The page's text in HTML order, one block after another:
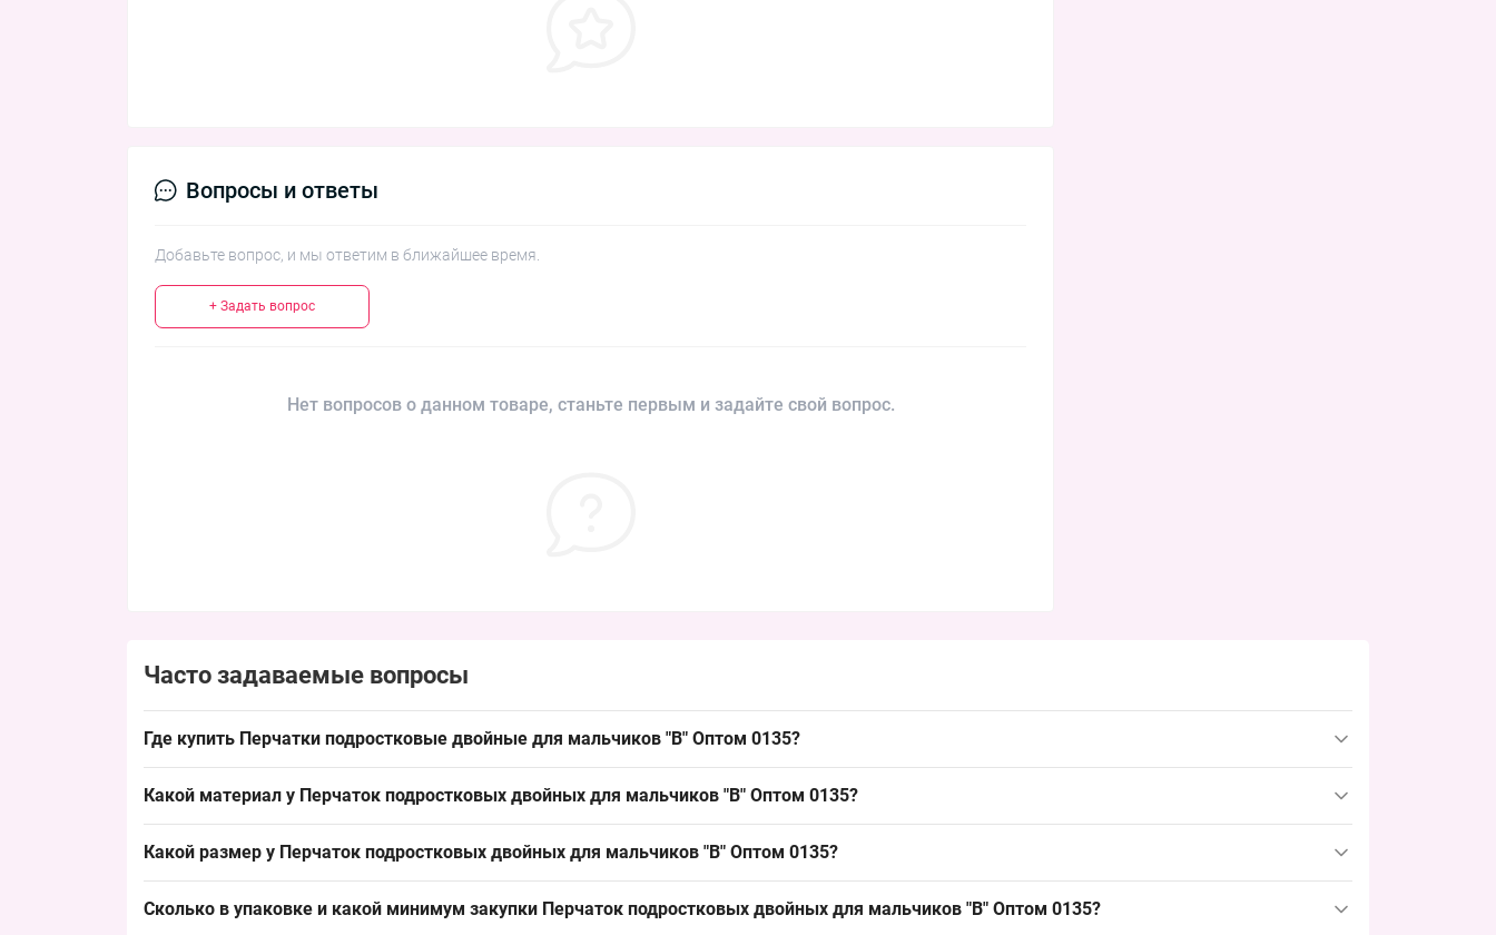
Вопросы и ответы
Добавьте вопрос, и мы ответим в ближайшее время.
+ Задать вопрос
Нет вопросов о данном товаре, станьте первым и задайте свой вопрос.
Часто задаваемые вопросы
Где купить Перчатки подростковые двойные для мальчиков "B" Оптом 0135?
дизайн обеспечивают стабильный спрос в сезон. Упаковочный формат удобен для оптовых поставок и быстрого оборота на рынке.
Какой материал у Перчаток подростковых двойных для мальчиков "B" Оптом 0135?
сохраняет форму и поддерживает стабильный спрос в демисезон. Это позволяет предлагать торговым точкам универсальную позицию в детском ассортименте.
Какой размер у Перчаток подростковых двойных для мальчиков "B" Оптом 0135?
удобно выкладывать в группе детских перчаток и он закрывает спрос на старший возрастной диапазон.
Сколько в упаковке и какой минимум закупки Перчаток подростковых двойных для мальчиков "B" Оптом 0135?